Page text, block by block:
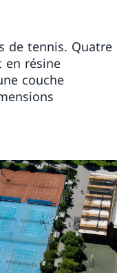
de tennis. Quatre
en résine
couche